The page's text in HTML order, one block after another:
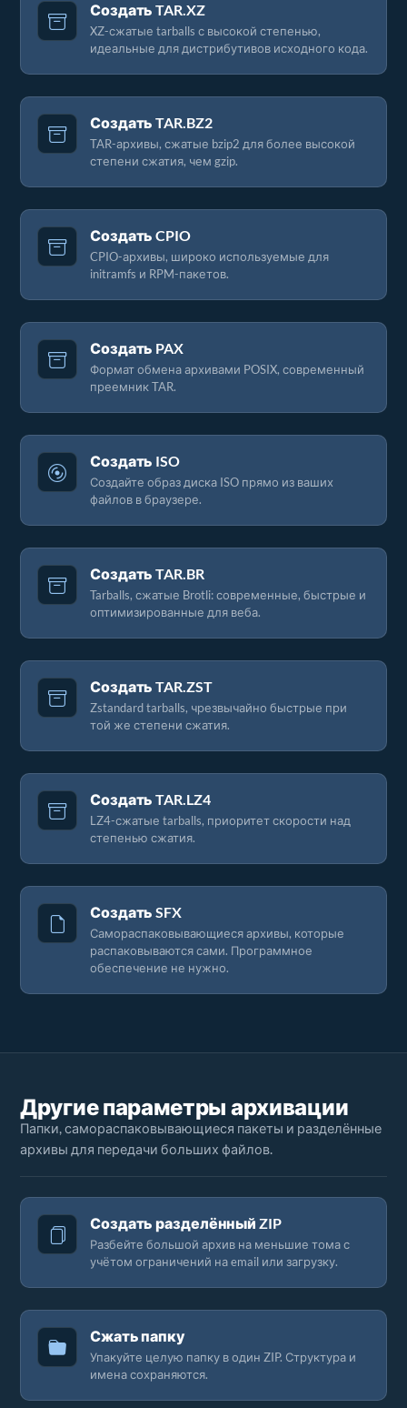
Создать TAR.XZ
XZ-сжатые tarballs с высокой степенью,
идеальные для дистрибутивов исходного кода.
Создать TAR.BZ2
TAR-архивы, сжатые bzip2 для более высокой
степени сжатия, чем gzip.
Создать CPIO
CPIO-архивы, широко используемые для
initramfs и RPM-пакетов.
Создать PAX
Формат обмена архивами POSIX, современный
преемник TAR.
Создать ISO
Создайте образ диска ISO прямо из ваших
файлов в браузере.
Создать TAR.BR
Tarballs, сжатые Brotli: современные, быстрые и
оптимизированные для веба.
Создать TAR.ZST
Zstandard tarballs, чрезвычайно быстрые при
той же степени сжатия.
Создать TAR.LZ4
LZ4-сжатые tarballs, приоритет скорости над
степенью сжатия.
Создать SFX
Самораспаковывающиеся архивы, которые
распаковываются сами. Программное
обеспечение не нужно.
Другие параметры архивации
Папки, самораспаковывающиеся пакеты и разделённые
архивы для передачи больших файлов.
Создать разделённый ZIP
Разбейте большой архив на меньшие тома с
учётом ограничений на email или загрузку.
Сжать папку
Упакуйте целую папку в один ZIP. Структура и
имена сохраняются.